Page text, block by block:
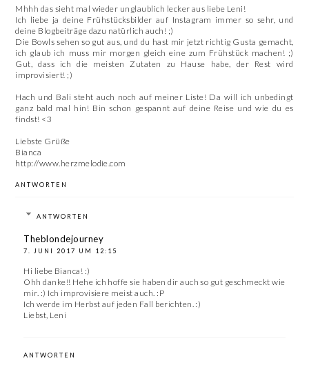
Mhhh das sieht mal wieder unglaublich lecker aus liebe Leni!
Ich liebe ja deine Frühstücksbilder auf Instagram immer so sehr, und
deine Blogbeiträge dazu natürlich auch! ;)
Die Bowls sehen so gut aus, und du hast mir jetzt richtig Gusta gemacht,
ich glaub ich muss mir morgen gleich eine zum Frühstück machen! ;)
Gut, dass ich die meisten Zutaten zu Hause habe, der Rest wird
improvisiert! ;)
Hach und Bali steht auch noch auf meiner Liste! Da will ich unbedingt
ganz bald mal hin! Bin schon gespannt auf deine Reise und wie du es
findst! <3
Liebste Grüße
Bianca
http://www.herzmelodie.com
ANTWORTEN
ANTWORTEN
Theblondejourney
7. JUNI 2017 UM 12:15
Hi liebe Bianca! :)
Ohh danke!! Hehe ich hoffe sie haben dir auch so gut geschmeckt wie
mir. :) Ich improvisiere meist auch. :P
Ich werde im Herbst auf jeden Fall berichten. :)
Liebst, Leni
ANTWORTEN